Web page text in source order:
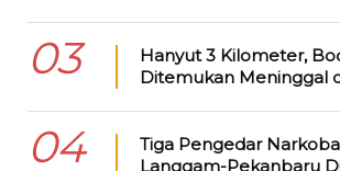
03
Hanyut 3 Kilometer,
Ditemukan Meninggal
04
Tiga Pengedar
Langgam-Pekanbaru